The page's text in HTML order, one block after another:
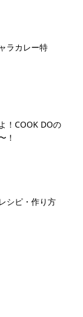
ラカレー特
！COOK DOの
！
シピ・作り方